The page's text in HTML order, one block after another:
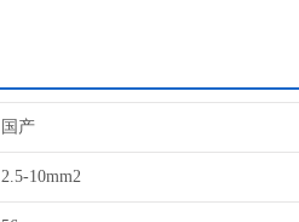
国产
2.5-10mm2